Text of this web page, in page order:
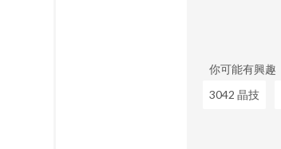
你可能有興趣
3042 晶技